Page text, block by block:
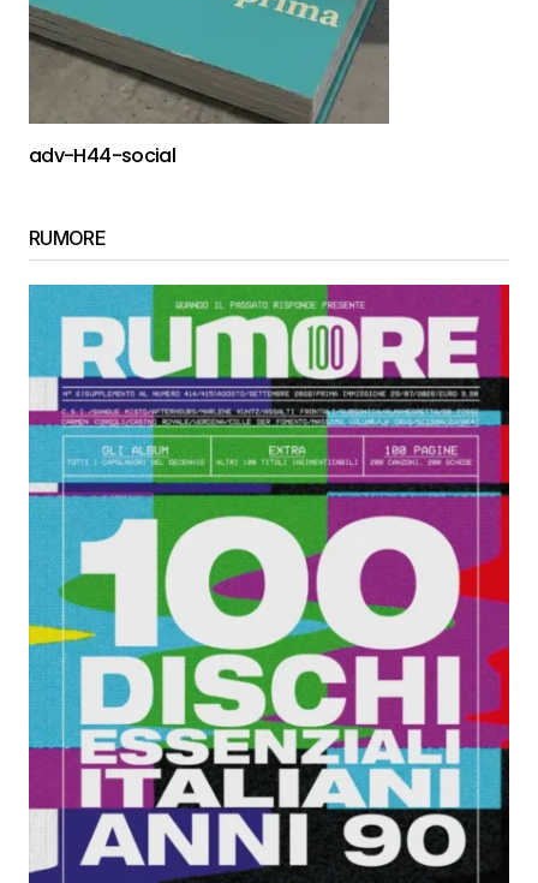
adv-H44-social
RUMORE